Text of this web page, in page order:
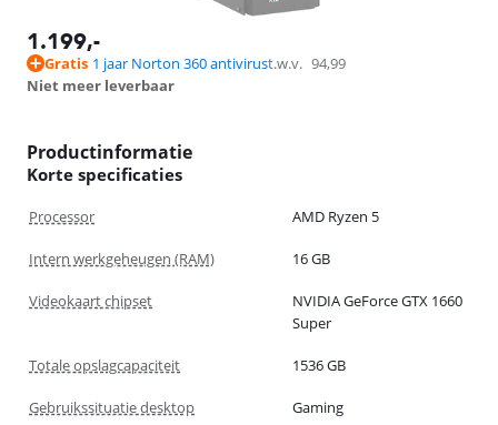
1.199,-
Gratis 1 jaar Norton 360 antivirust.w.v. 94,99
Niet meer leverbaar
Productinformatie
Korte specificaties
Processor AMD Ryzen 5
Intern werkgeheugen (RAM) 16 GB
Videokaart chipset
NVIDIA GeForce GTX 1660
Super
Totale opslagcapaciteit 1536 GB
Gebruikssituatie desktop Gaming